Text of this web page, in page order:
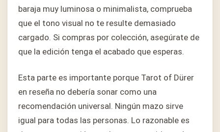
baraja muy luminosa o minimalista, comprueba
que el tono visual no te resulte demasiado
cargado. Si compras por colección, asegúrate de
que la edición tenga el acabado que esperas.
Esta parte es importante porque Tarot of Dürer
en reseña no debería sonar como una
recomendación universal. Ningún mazo sirve
igual para todas las personas. Lo razonable es